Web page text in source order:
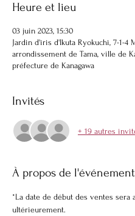
Heure et lieu
03 juin 2023, 15:30
Jardin d'iris d'Ikuta Ryokuchi, 7-1-4
arrondissement de Tama, ville de
préfecture de Kanagawa
Invités
+ 19 autres
À propos de l'événement
*La date de début des ventes sera
ultérieurement.